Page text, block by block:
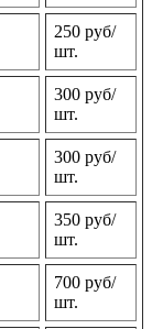
250 руб/
шт.
300 руб/
шт.
300 руб/
шт.
350 руб/
шт.
700 руб/
шт.